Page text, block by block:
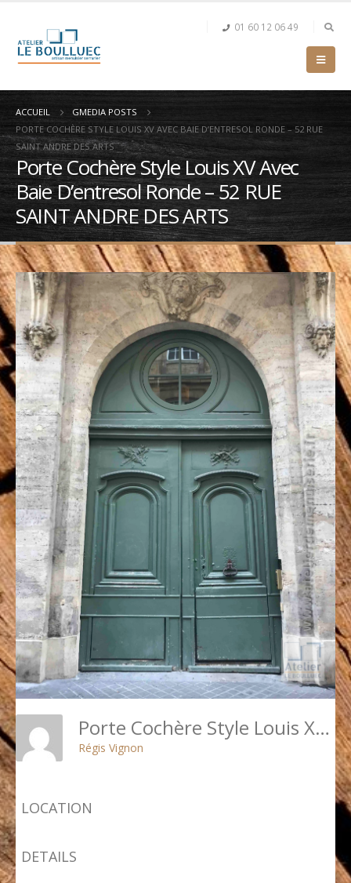
01 60 12 06 49
ACCUEIL
GMEDIA POSTS
PORTE COCHÈRE STYLE LOUIS XV AVEC BAIE D’ENTRESOL RONDE – 52 RUE
SAINT ANDRE DES ARTS
Porte Cochère Style Louis XV Avec
Baie D’entresol Ronde – 52 RUE
SAINT ANDRE DES ARTS
Porte Cochère Style Louis XV Avec Baie D\'entresol Ronde - 52 RUE SAINT ANDRE DES ARTS
Régis Vignon
LOCATION
DETAILS